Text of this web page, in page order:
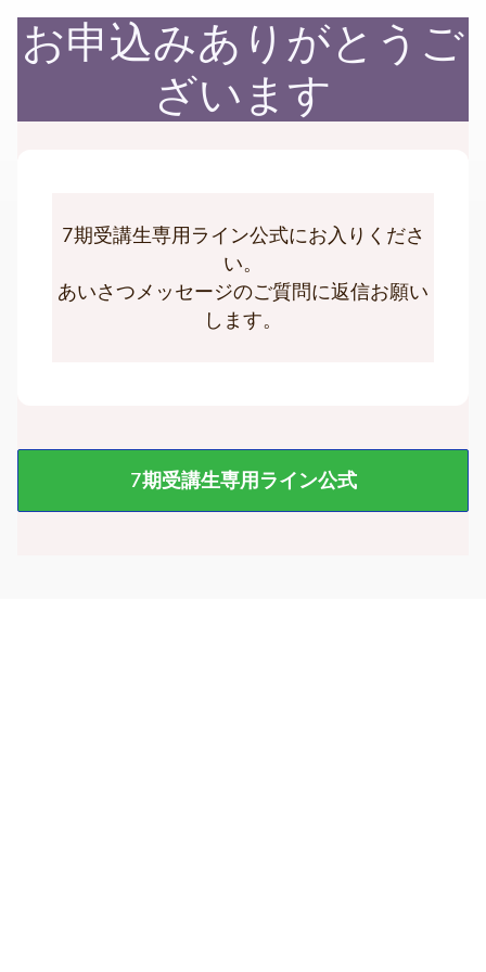
お申込みありがとうご
ざいます
7期受講生専用ライン公式にお入りくださ
い。
あいさつメッセージのご質問に返信お願い
します。
7期受講生専用ライン公式